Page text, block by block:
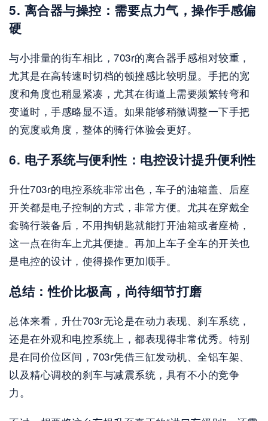
5. 离合器与操控：需要点力气，操作手感偏
硬
与小排量的街车相比，703r的离合器手感相对较重，
尤其是在高转速时切档的顿挫感比较明显。手把的宽
度和角度也稍显紧凑，尤其在街道上需要频繁转弯和
变道时，手感略显不适。如果能够稍微调整一下手把
的宽度或角度，整体的骑行体验会更好。
6. 电子系统与便利性：电控设计提升便利性
升仕703r的电控系统非常出色，车子的油箱盖、后座
开关都是电子控制的方式，非常方便。尤其在穿戴全
套骑行装备后，不用掏钥匙就能打开油箱或者座椅，
这一点在街车上尤其便捷。再加上车子全车的开关也
是电控的设计，使得操作更加顺手。
总结：性价比极高，尚待细节打磨
总体来看，升仕703r无论是在动力表现、刹车系统，
还是在外观和电控系统上，都表现得非常优秀。特别
是在同价位区间，703r凭借三缸发动机、全铝车架、
以及精心调校的刹车与减震系统，具有不小的竞争
力。